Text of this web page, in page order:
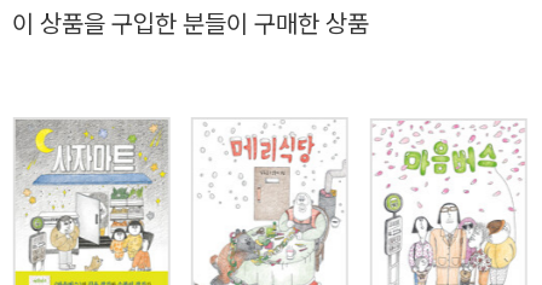
온 개구쟁이 개부터, 할머니 개, 큰 개, 가방을 멘 개 등 다양
는 자세는 물론, 나의 자존감을 지키는 것도 생각해 볼 수 있
습니다. ● 가까운 가족에게 먼저 사랑스럽고 따스하‘개’ 일
부 명사 앞에 붙는 ‘개’ 자를 국어사전에 검색해 보면, 개떡,
개꿈, 개망나니 등과 같이 부정적 뜻을 만드는 접사라고 풀
이가 됩니다. 개는 아주 오랜 옛날부터 사람들과 함께 생활
이 상품을 구입한 분들이 구매한 상품